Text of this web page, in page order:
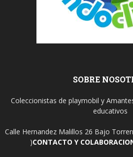
SOBRE
Coleccionistas de playmobil y
educativos
Calle Hernandez Malillos 26 Bajo
)CONTACTO Y